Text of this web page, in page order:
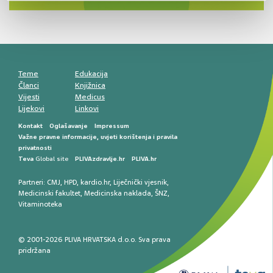
smetnji do rane onkološke dijagnostike
Teme
Članci
Vijesti
Lijekovi
Edukacija
Knjižnica
Medicus
Linkovi
Kontakt Oglašavanje
Impressum
Važne pravne informacije, uvjeti korištenja i pravila
privatnosti
Teva Global site PLIVAzdravlje.hr PLIVA.hr
Partneri: CMJ, HPD, kardio.hr, Liječnički vjesnik,
Medicinski fakultet, Medicinska naklada, ŠNZ,
Vitaminoteka
© 2001-2026 PLIVA HRVATSKA d.o.o. Sva prava
pridržana